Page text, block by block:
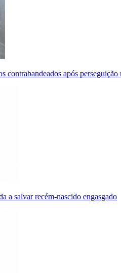
contrabandeados após
a salvar recém-nascido engasgado